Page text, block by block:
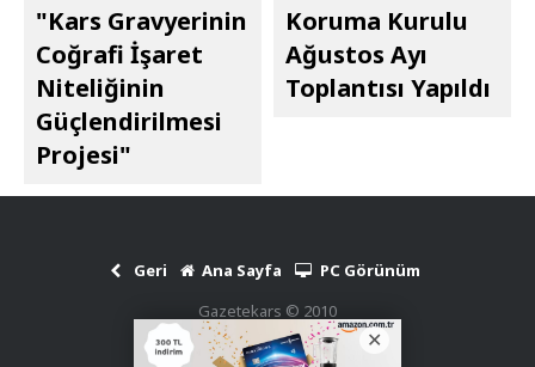
"Kars Gravyerinin
Coğrafi İşaret
Niteliğinin
Güçlendirilmesi
Projesi"
Koruma Kurulu
Ağustos Ayı
Toplantısı Yapıldı
Geri Ana Sayfa
PC Görünüm
Gazetekars © 2010
Haber Scripti